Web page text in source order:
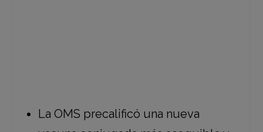
La OMS precalificó una nueva